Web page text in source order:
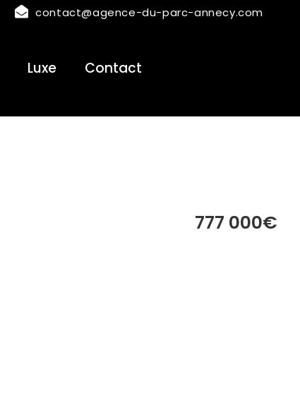
contact@agence-du-parc-annecy.com
Luxe Contact
777 000€